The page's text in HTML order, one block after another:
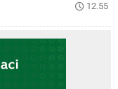
12.55